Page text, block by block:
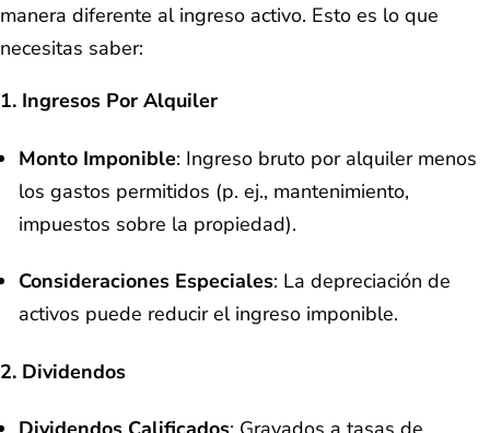
manera diferente al ingreso activo. Esto es lo que
necesitas saber:
1. Ingresos Por Alquiler
Monto Imponible: Ingreso bruto por alquiler menos
los gastos permitidos (p. ej., mantenimiento,
impuestos sobre la propiedad).
Consideraciones Especiales: La depreciación de
activos puede reducir el ingreso imponible.
2. Dividendos